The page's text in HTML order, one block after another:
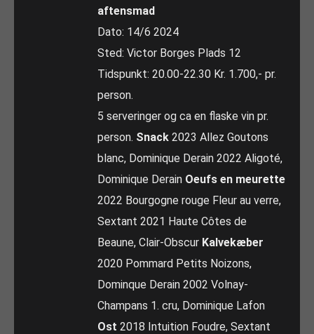
aftensmad
Dato: 14/6 2024
Sted: Victor Borges Plads 12
Tidspunkt: 20.00-22.30 Kr. 1.700,- pr.
person.
5 serveringer og ca en flaske vin pr.
person. Snack 2023 Allez Goutons
blanc, Dominique Derain 2022 Aligoté,
Dominique Derain Oeufs en meurette
2022 Bourgogne rouge Fleur au verre,
Sextant 2021 Haute Côtes de
Beaune, Clair-Obscur Kalvekæber
2020 Pommard Petits Noizons,
Dominque Derain 2002 Volnay-
Champans 1. cru, Dominique Lafon
Ost 2018 Intuition Foudre, Sextant